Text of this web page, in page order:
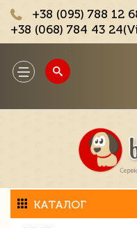
+38 (095) 788 12
+38 (068) 784 43
Toggle
navigation
КАТАЛОГ